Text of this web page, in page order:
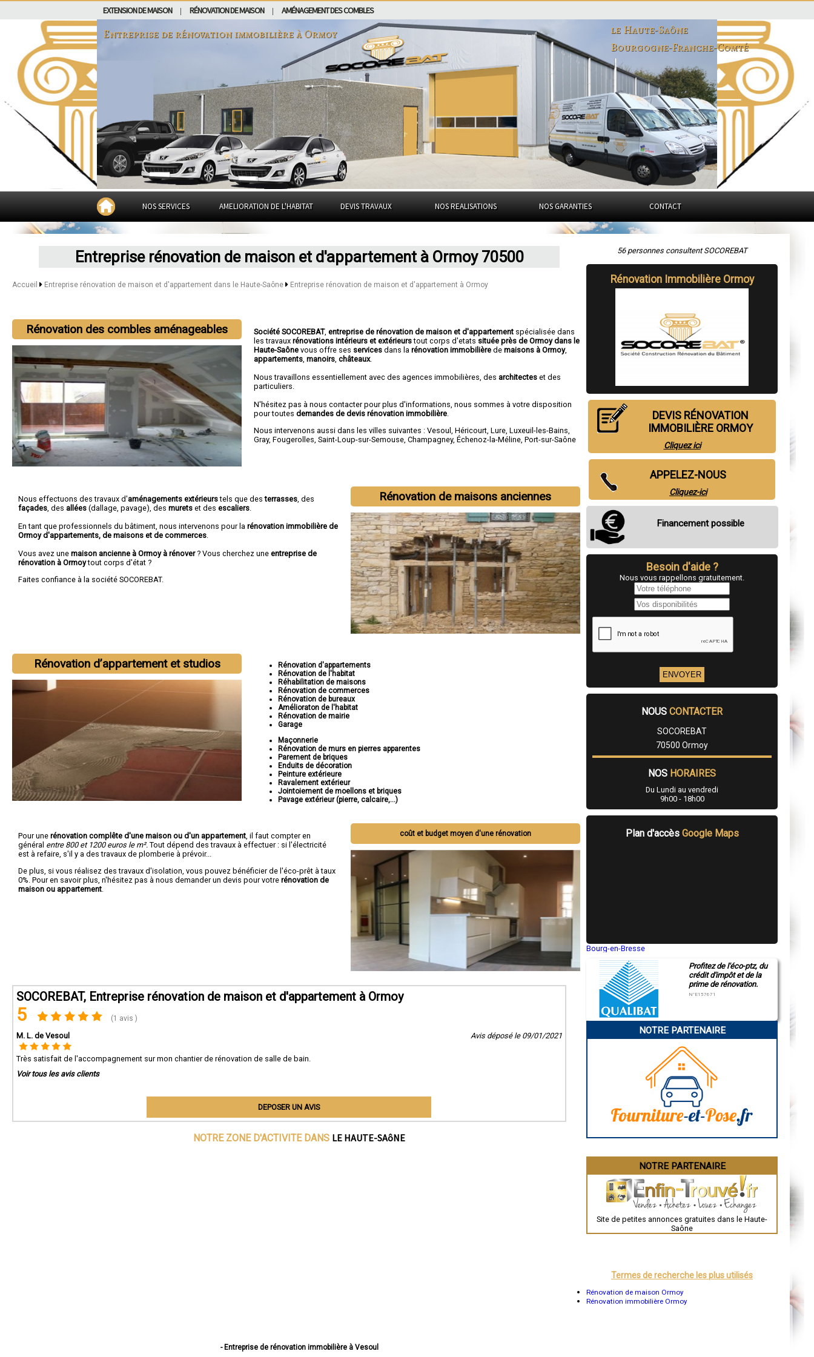
EXTENSION DE MAISON RÉNOVATION DE MAISON AMÉNAGEMENT DES COMBLES
Entreprise de rénovation immobilière àOrmoy
le Haute-Saône
Bourgogne-Franche-Comté
NOS SERVICES AMELIORATION DE L'HABITAT DEVIS TRAVAUX NOS REALISATIONS NOS GARANTIES CONTACT
Entreprise rénovation de maison et d'appartement à Ormoy 70500
Accueil Entreprise rénovation de maison et d'appartement dans le Haute-Saône Entreprise rénovation de maison et d'appartement à Ormoy
Rénovation des combles aménageables Société SOCOREBAT,entreprise de rénovation de maison et d'appartement spécialisée dans
les travauxrénovations intérieurs et extérieurstout corps d'etats située près de Ormoy dans le
Haute-Saônevous offre ses services dans larénovation immobilière demaisons à Ormoy,
appartements ,manoirs ,châteaux.
Nous travaillons essentiellement avec des agences immobilières, des architectes et des
particuliers.
N'hésitez pas à nous contacter pour plus d'informations, nous sommes à votre disposition
pour toutesdemandes de devis rénovation immobilière
Nous intervenons aussi dans les villes suivantes :Vesoul ,Héricourt ,Lure ,Luxeuil-les-Bains
Gray,Fougerolles ,Saint-Loup-sur-Semouse ,Champagney,Échenoz-la-Méline ,Port-sur-Saône
Rénovation de maisons anciennes
Nous effectuons des travaux d'aménagements extérieurstels que desterrasses , des
façades , des allées (dallage, pavage), des murets et des escaliers
En tant que professionnels du bâtiment, nous intervenons pour la rénovation immobilière de
Ormoy d'appartements, de maisons et de commerces
Vous avez une maison ancienne à Ormoy à rénover? Vous cherchez une entreprise de
rénovation à Ormoytout corps d'état ?
Faites confiance à la société SOCOREBAT.
Rénovation d’appartement et studios
Rénovation d'appartements
Rénovation de l'habitat
Réhabilitation de maisons
Rénovation de commerces
Rénovation de bureaux
Amélioraton de l'habitat
Rénovation de mairie
Garage
Maçonnerie
Rénovation de murs en pierres apparentes
Parement de briques
Enduits de décoration
Peinture extérieure
Ravalement extérieur
Jointoiement de moellons et briques
Pavage extérieur (pierre, calcaire,...)
coût et budget moyen d'une rénovation
Pour une rénovation complête d'une maison ou d'un appartement , il faut compter en
général entre 800 et 1200 euros le m². Tout dépend des travaux à effectuer : si l'électricité
est à refaire, s'il y a des travaux de plomberie à prévoir...
De plus, si vous réalisez des travaux d'isolation, vous pouvez bénéficier de l'éco-prêt à taux
0%. Pour en savoir plus, n'hésitez pas à nous demander un devis pour votre rénovation de
maison ou appartement
SOCOREBAT, Entreprise rénovation de maison et d'appartement à Ormoy
5 (1 avis )
M. L. de Vesoul Avis déposé le 09/01/2021
Très satisfait de l'accompagnement sur mon chantier de rénovation de salle de bain.
Voir tous les avis clients
DEPOSER UN AVIS
NOTRE ZONE D'ACTIVITE DANS LE HAUTE-SAôNE
- Entreprise de rénovation immobilière à Vesoul
56 personnes consultent SOCOREBAT
Rénovation Immobilière Ormoy
DEVIS RÉNOVATION
IMMOBILIÈRE ORMOY
Cliquez ici
APPELEZ-NOUS
Cliquez-ici
Financement possible
Besoin d'aide ?
Nous vous rappellons gratuitement.
NOUS CONTACTER
SOCOREBAT
70500 Ormoy
NOS HORAIRES
Du Lundi au vendredi
9h00 - 18h00
Plan d'accès Google Maps
Bourg-en-Bresse
Montluçon
Manosque
Gap
Charleville-Mézières
Pamiers
Narbonne
Brive-la-Gaillarde
Guéret
Besançon
Évreux
Chartres
Nîmes
Auch
Grenoble
Mont-de-Marsan
Blois
Profitez de l'éco-ptz, du
crédit d'impôt et de la
prime de rénovation.
N°E157671
NOTRE PARTENAIRE
NOTRE PARTENAIRE
Site de petites annonces gratuites dans le Haute-
Saône
Termes de recherche les plus utilisés
Rénovation de maison Ormoy
Rénovation immobilière Ormoy